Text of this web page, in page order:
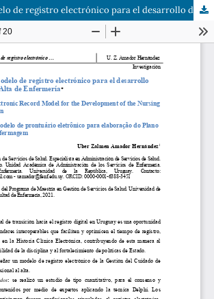
Diseño de modelo de registro electrónico para el desarrollo del Plan de Alta de Enfermería